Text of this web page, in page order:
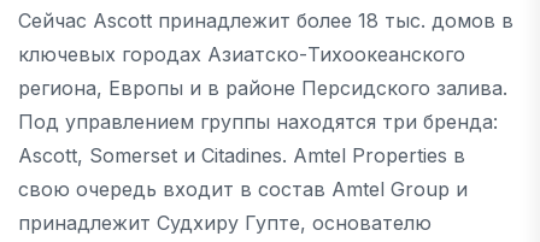
Сейчас Ascott принадлежит более 18 тыс. домов в
ключевых городах Азиатско-Тихоокеанского
региона, Европы и в районе Персидского залива.
Под управлением группы находятся три бренда:
Ascott, Somerset и Citadines. Amtel Properties в
свою очередь входит в состав Amtel Group и
принадлежит Судхиру Гупте, основателю